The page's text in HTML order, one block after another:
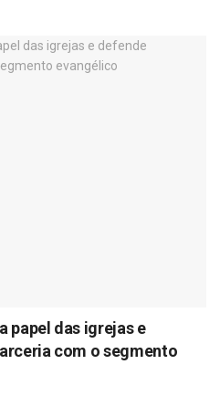
papel das igrejas e
com o segmento